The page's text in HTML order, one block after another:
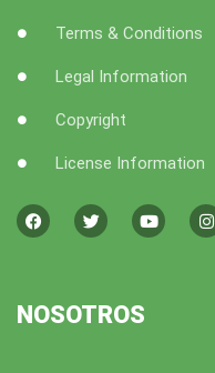
Terms & Conditions
Legal Information
Copyright
License Information
a
c
e
k
w
i
t
o
u
t
n
s
t
NOSOTROS